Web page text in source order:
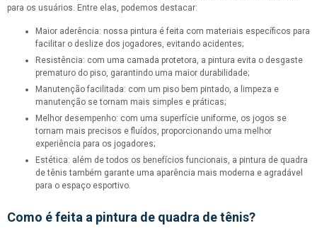
para os usuários. Entre elas, podemos destacar:
Maior aderência: nossa pintura é feita com materiais específicos para
facilitar o deslize dos jogadores, evitando acidentes;
Resistência: com uma camada protetora, a pintura evita o desgaste
prematuro do piso, garantindo uma maior durabilidade;
Manutenção facilitada: com um piso bem pintado, a limpeza e
manutenção se tornam mais simples e práticas;
Melhor desempenho: com uma superfície uniforme, os jogos se
tornam mais precisos e fluídos, proporcionando uma melhor
experiência para os jogadores;
Estética: além de todos os benefícios funcionais, a pintura de quadra
de tênis também garante uma aparência mais moderna e agradável
para o espaço esportivo.
Como é feita a pintura de quadra de tênis?